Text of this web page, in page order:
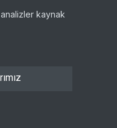
kaynak